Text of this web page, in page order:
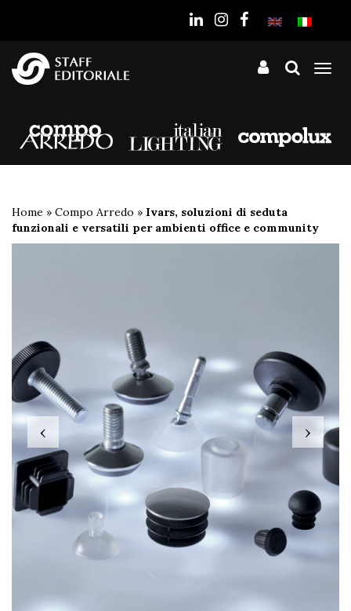
Home » Compo Arredo » Ivars, soluzioni di seduta
funzionali e versatili per ambienti office e community
‹ ›